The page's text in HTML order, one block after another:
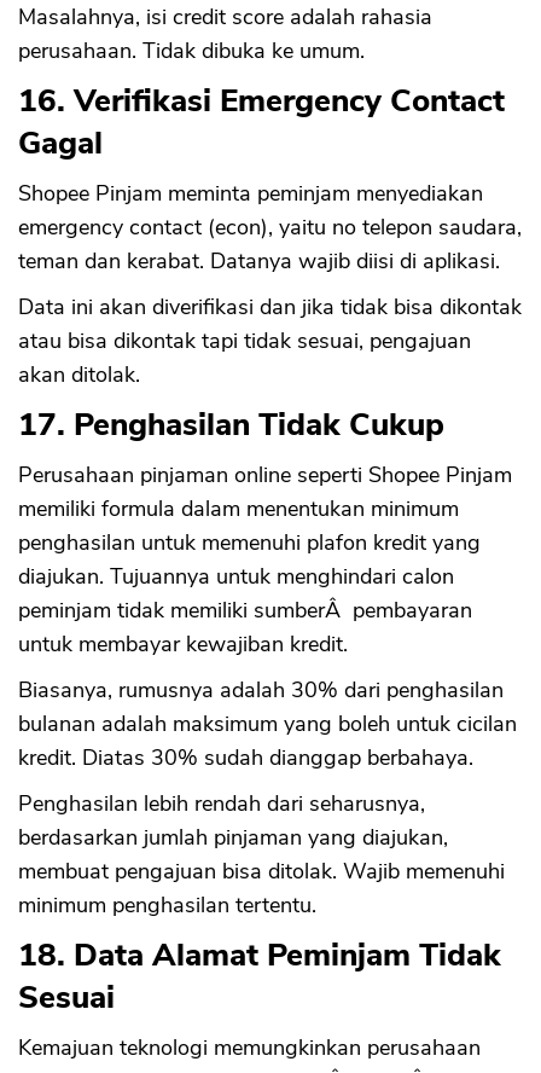
Masalahnya, isi credit score adalah rahasia
perusahaan. Tidak dibuka ke umum.
16. Verifikasi Emergency Contact
Gagal
Shopee Pinjam meminta peminjam menyediakan
emergency contact (econ), yaitu no telepon saudara,
teman dan kerabat. Datanya wajib diisi di aplikasi.
Data ini akan diverifikasi dan jika tidak bisa dikontak
atau bisa dikontak tapi tidak sesuai, pengajuan
akan ditolak.
17. Penghasilan Tidak Cukup
Perusahaan pinjaman online seperti Shopee Pinjam
memiliki formula dalam menentukan minimum
penghasilan untuk memenuhi plafon kredit yang
diajukan. Tujuannya untuk menghindari calon
peminjam tidak memiliki sumberÂ pembayaran
untuk membayar kewajiban kredit.
Biasanya, rumusnya adalah 30% dari penghasilan
bulanan adalah maksimum yang boleh untuk cicilan
kredit. Diatas 30% sudah dianggap berbahaya.
Penghasilan lebih rendah dari seharusnya,
berdasarkan jumlah pinjaman yang diajukan,
membuat pengajuan bisa ditolak. Wajib memenuhi
minimum penghasilan tertentu.
18. Data Alamat Peminjam Tidak
Sesuai
Kemajuan teknologi memungkinkan perusahaan